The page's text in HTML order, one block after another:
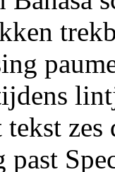
zes
past